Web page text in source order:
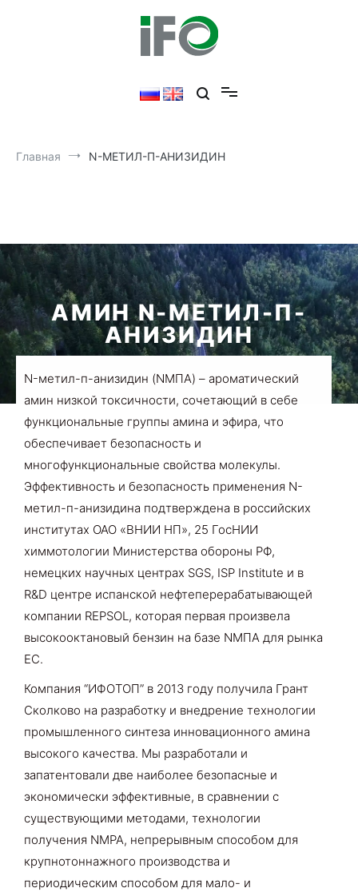
Главная N-МЕТИЛ-П-АНИЗИДИН
АМИН N-МЕТИЛ-П-
АНИЗИДИН
N-метил-п-анизидин (NMПA) – ароматический
амин низкой токсичности, сочетающий в себе
функциональные группы амина и эфира, что
обеспечивает безопасность и
многофункциональные свойства молекулы.
Эффективность и безопасность применения N-
метил-п-анизидина подтверждена в российских
институтах ОАО «ВНИИ НП», 25 ГосНИИ
химмотологии Министерства обороны РФ,
немецких научных центрах SGS, ISP Institute и в
R&D центре испанской нефтеперерабатывающей
компании REPSOL, которая первая произвела
высокооктановый бензин на базе NМПА для рынка
ЕС.
Компания “ИФОТОП” в 2013 году получила Грант
Сколково на разработку и внедрение технологии
промышленного синтеза инновационного амина
высокого качества. Мы разработали и
запатентовали две наиболее безопасные и
экономически эффективные, в сравнении с
существующими методами, технологии
получения NMPA, непрерывным способом для
крупнотоннажного производства и
периодическим способом для мало- и